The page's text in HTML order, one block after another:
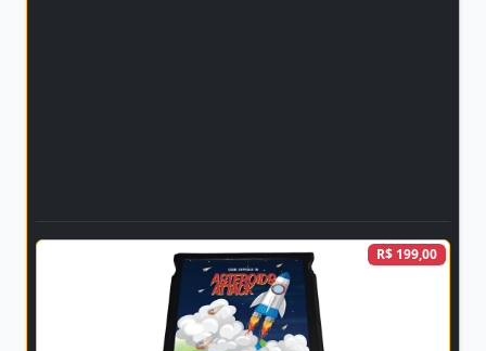
R$ 199,00